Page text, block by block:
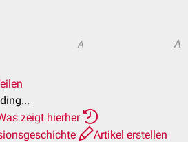
A A
zeigt hierher
Artikel erstellen